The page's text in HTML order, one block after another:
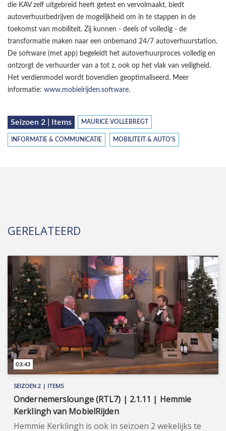
die KAV zelf uitgebreid heeft getest en vervolmaakt, biedt
autoverhuurbedrijven de mogelijkheid om in te stappen in de
toekomst van mobiliteit. Zij kunnen - deels of volledig - de
transformatie maken naar een onbemand 24/7 autoverhuurstation.
De software (met app) begeleidt het autoverhuurproces volledig en
ontzorgt de verhuurder van a tot z, ook op het vlak van veiligheid.
Het verdienmodel wordt bovendien geoptimaliseerd. Meer
informatie: www.mobielrijden.software.
Seizoen 2 | Items MAURICE VOLLEBREGT
INFORMATIE & COMMUNICATIE MOBILITEIT & AUTO'S
GERELATEERD
SEIZOEN 2 | ITEMS
Ondernemerslounge (RTL7) | 2.1.11 | Hemmie
Kerklingh van MobielRijden
Hemmie Kerklingh is ook in seizoen 2 wekelijks te
03:43